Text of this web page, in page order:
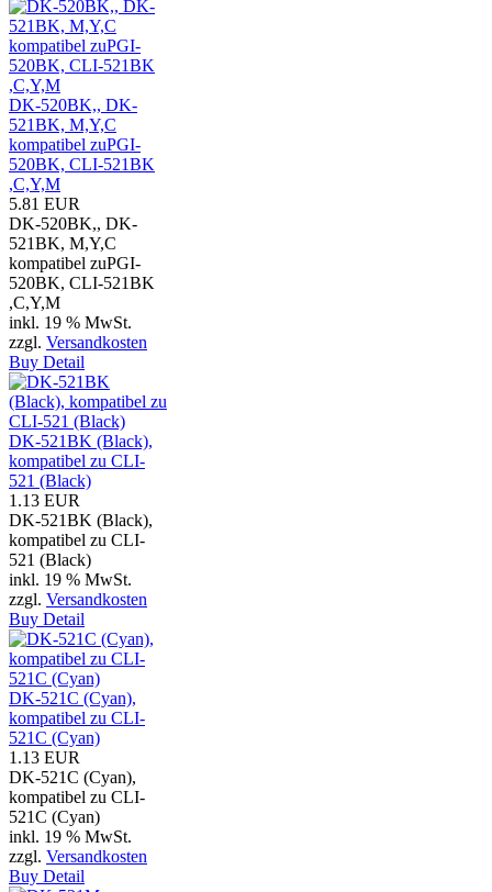
DK-520BK,, DK-
521BK, M,Y,C
kompatibel zuPGI-
520BK, CLI-521BK
,C,Y,M
5.81 EUR
DK-520BK,, DK-
521BK, M,Y,C
kompatibel zuPGI-
520BK, CLI-521BK
,C,Y,M
inkl. 19 % MwSt.
zzgl. Versandkosten
Buy Detail
DK-521BK (Black),
kompatibel zu CLI-
521 (Black)
1.13 EUR
DK-521BK (Black),
kompatibel zu CLI-
521 (Black)
inkl. 19 % MwSt.
zzgl. Versandkosten
Buy Detail
DK-521C (Cyan),
kompatibel zu CLI-
521C (Cyan)
1.13 EUR
DK-521C (Cyan),
kompatibel zu CLI-
521C (Cyan)
inkl. 19 % MwSt.
zzgl. Versandkosten
Buy Detail